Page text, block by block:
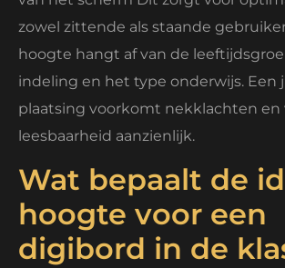
zowel zittende als staande
hoogte hangt af van de
indeling en het type onderwijs. Een
plaatsing voorkomt nekklachten en
leesbaarheid aanzienlijk.
Wat bepaalt de
hoogte voor een
digibord in de